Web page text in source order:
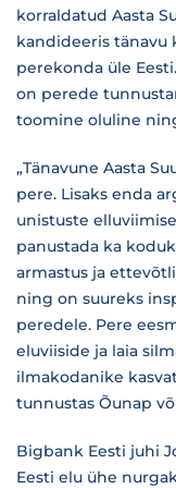
korraldatud Aasta
kandideeris tänavu
perekonda üle
on perede
toomine oluline
„Tänavune Aasta
pere. Lisaks enda
unistuste
panustada ka
armastus ja
ning on suureks
peredele. Pere
eluviiside ja laia
ilmakodanike
tunnustas Õunap
Bigbank Eesti juhi
Eesti elu ühe